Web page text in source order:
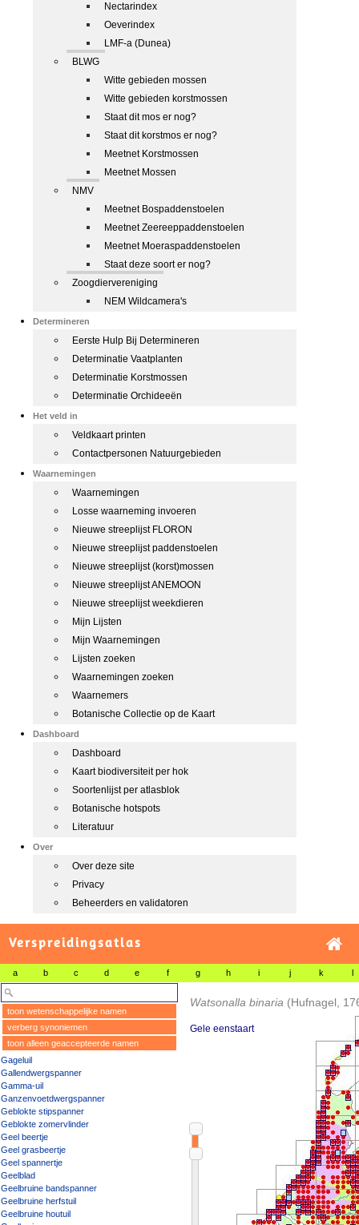
Nectarindex
Oeverindex
LMF-a (Dunea)
BLWG
Witte gebieden mossen
Witte gebieden korstmossen
Staat dit mos er nog?
Staat dit korstmos er nog?
Meetnet Korstmossen
Meetnet Mossen
NMV
Meetnet Bospaddenstoelen
Meetnet Zeereeppaddenstoelen
Meetnet Moeraspaddenstoelen
Staat deze soort er nog?
Zoogdiervereniging
NEM Wildcamera's
Determineren
Eerste Hulp Bij Determineren
Determinatie Vaatplanten
Determinatie Korstmossen
Determinatie Orchideeën
Het veld in
Veldkaart printen
Contactpersonen Natuurgebieden
Waarnemingen
Waarnemingen
Losse waarneming invoeren
Nieuwe streeplijst FLORON
Nieuwe streeplijst paddenstoelen
Nieuwe streeplijst (korst)mossen
Nieuwe streeplijst ANEMOON
Nieuwe streeplijst weekdieren
Mijn Lijsten
Mijn Waarnemingen
Lijsten zoeken
Waarnemingen zoeken
Waarnemers
Botanische Collectie op de Kaart
Dashboard
Dashboard
Kaart biodiversiteit per hok
Soortenlijst per atlasblok
Botanische hotspots
Literatuur
Over
Over deze site
Privacy
Beheerders en validatoren
Verspreidingsatlas
a b c d e f g h i j k l
toon wetenschappelijke namen
verberg synoniemen
toon alleen geaccepteerde namen
Gageluil
Gallendwergspanner
Gamma-uil
Ganzenvoetdwergspanner
Geblokte stipspanner
Geblokte zomervlinder
Geel beertje
Geel grasbeertje
Geel spannertje
Geelblad
Geelbruine bandspanner
Geelbruine herfstuil
Geelbruine houtuil
Watsonalla binaria (Hufnagel,
Gele eenstaart